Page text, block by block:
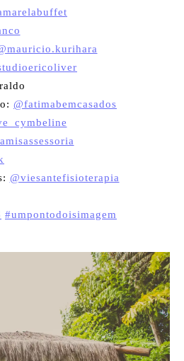
⠀⠀⠀⠀⠀⠀⠀
@fatimabemcasados
@viesantefisioterapia
#umpontodoisimagem